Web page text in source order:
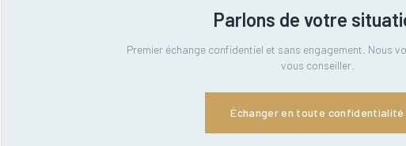
Parlons de votre
Premier échange confidentiel et sans engagement. Nous
vous conseiller.
Échanger en toute confidentialité